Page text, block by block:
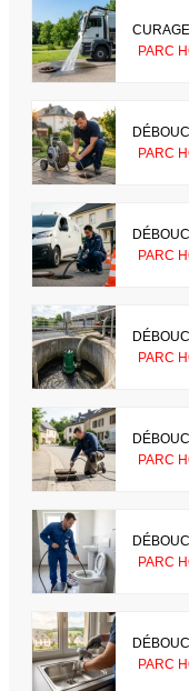
PARC
PARC
PARC
PARC
PARC
PARC
PARC